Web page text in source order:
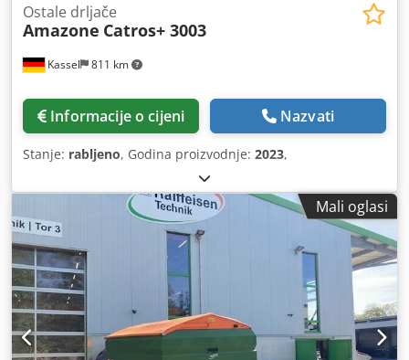
Kassel 811 km
Ostale drljače
Amazone Catros+ 3003
Informacije o cijeni Nazvati
Stanje: rabljeno, Godina proizvodnje: 2023,
Mali oglasi